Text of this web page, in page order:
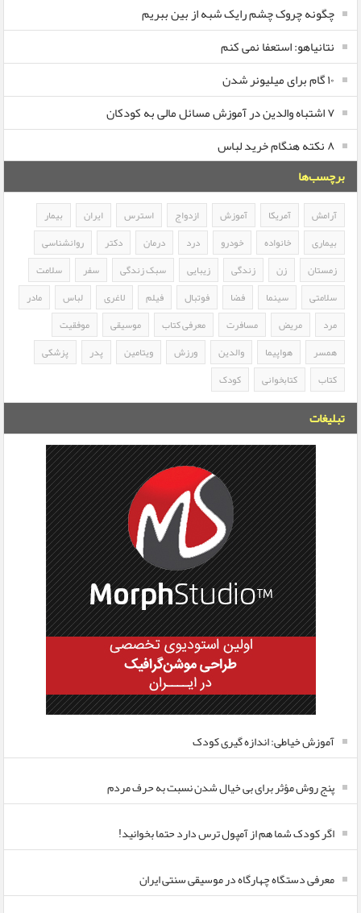
چگونه چروک چشم رایک شبه از بین ببریم
نتانیاهو: استعفا نمی کنم
۱۰ گام برای میلیونر شدن
۷ اشتباه والدین در آموزش مسائل مالی به کودکان
۸ نکته هنگام خرید لباس
برچسب‌ها
آرامش آمریکا آموزش ازدواج استرس ایران
بیمار
بیماری
خانواده خودرو درد درمان دکتر
روانشناسی
زمستان
زن زندگی زیبایی سبک زندگی سفر
سلامت
سلامتی
سینما فضا فوتبال فیلم لاغری لباس
مادر
مرد
مریض مسافرت معرفی کتاب موسیقی
موفقیت
همسر
هواپیما والدین ورزش ویتامین پدر
پزشکی
کتاب
کتابخوانی کودک
تبلیغات
آموزش خیاطی: اندازه گیری کودک
پنج روش مؤثر برای بی خیال شدن نسبت به حرف مردم
اگر کودک شما هم از آمپول ترس دارد حتما بخوانید!
معرفی دستگاه چهارگاه در موسیقی سنتی ایران